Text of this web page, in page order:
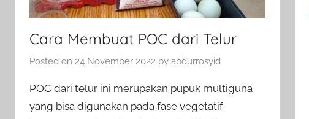
Cara Membuat POC dari Telur
Posted on 24 November 2022 by abdurrosyid
POC dari telur ini merupakan pupuk multiguna
yang bisa digunakan pada fase vegetatif